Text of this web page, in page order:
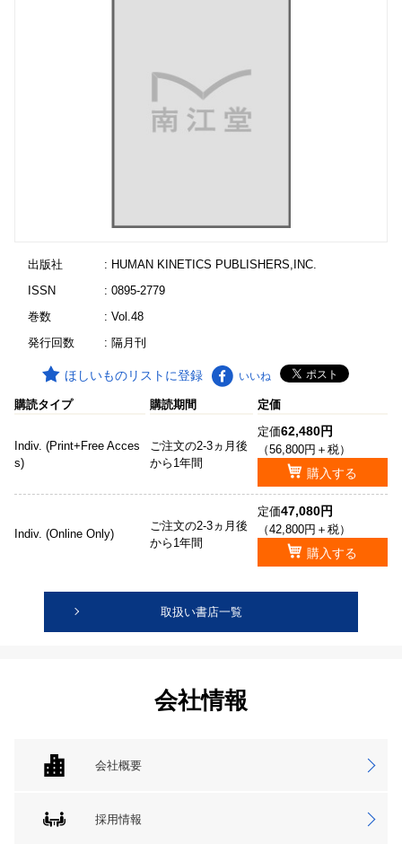
出版社
: HUMAN KINETICS PUBLISHERS,INC.
ISSN
: 0895-2779
巻数
: Vol.48
発行回数
: 隔月刊
ほしいものリストに登録 いいね
購読タイプ 購読期間 定価
Indiv. (Print+Free Acces
s)
ご注文の2-3ヵ月後
から1年間
定価62,480円
（56,800円＋税）
購入する
Indiv. (Online Only)
ご注文の2-3ヵ月後
から1年間
定価47,080円
（42,800円＋税）
購入する
取扱い書店一覧
会社情報
会社概要
採用情報